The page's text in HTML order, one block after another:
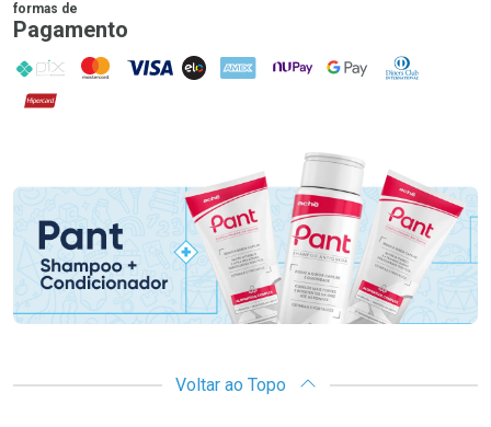
formas de
Pagamento
PIX MasterCard
VISA ELO AMEX NuPay Google PayDiners Club
Hipercard
Promoção em Destaque
Voltar ao Topo